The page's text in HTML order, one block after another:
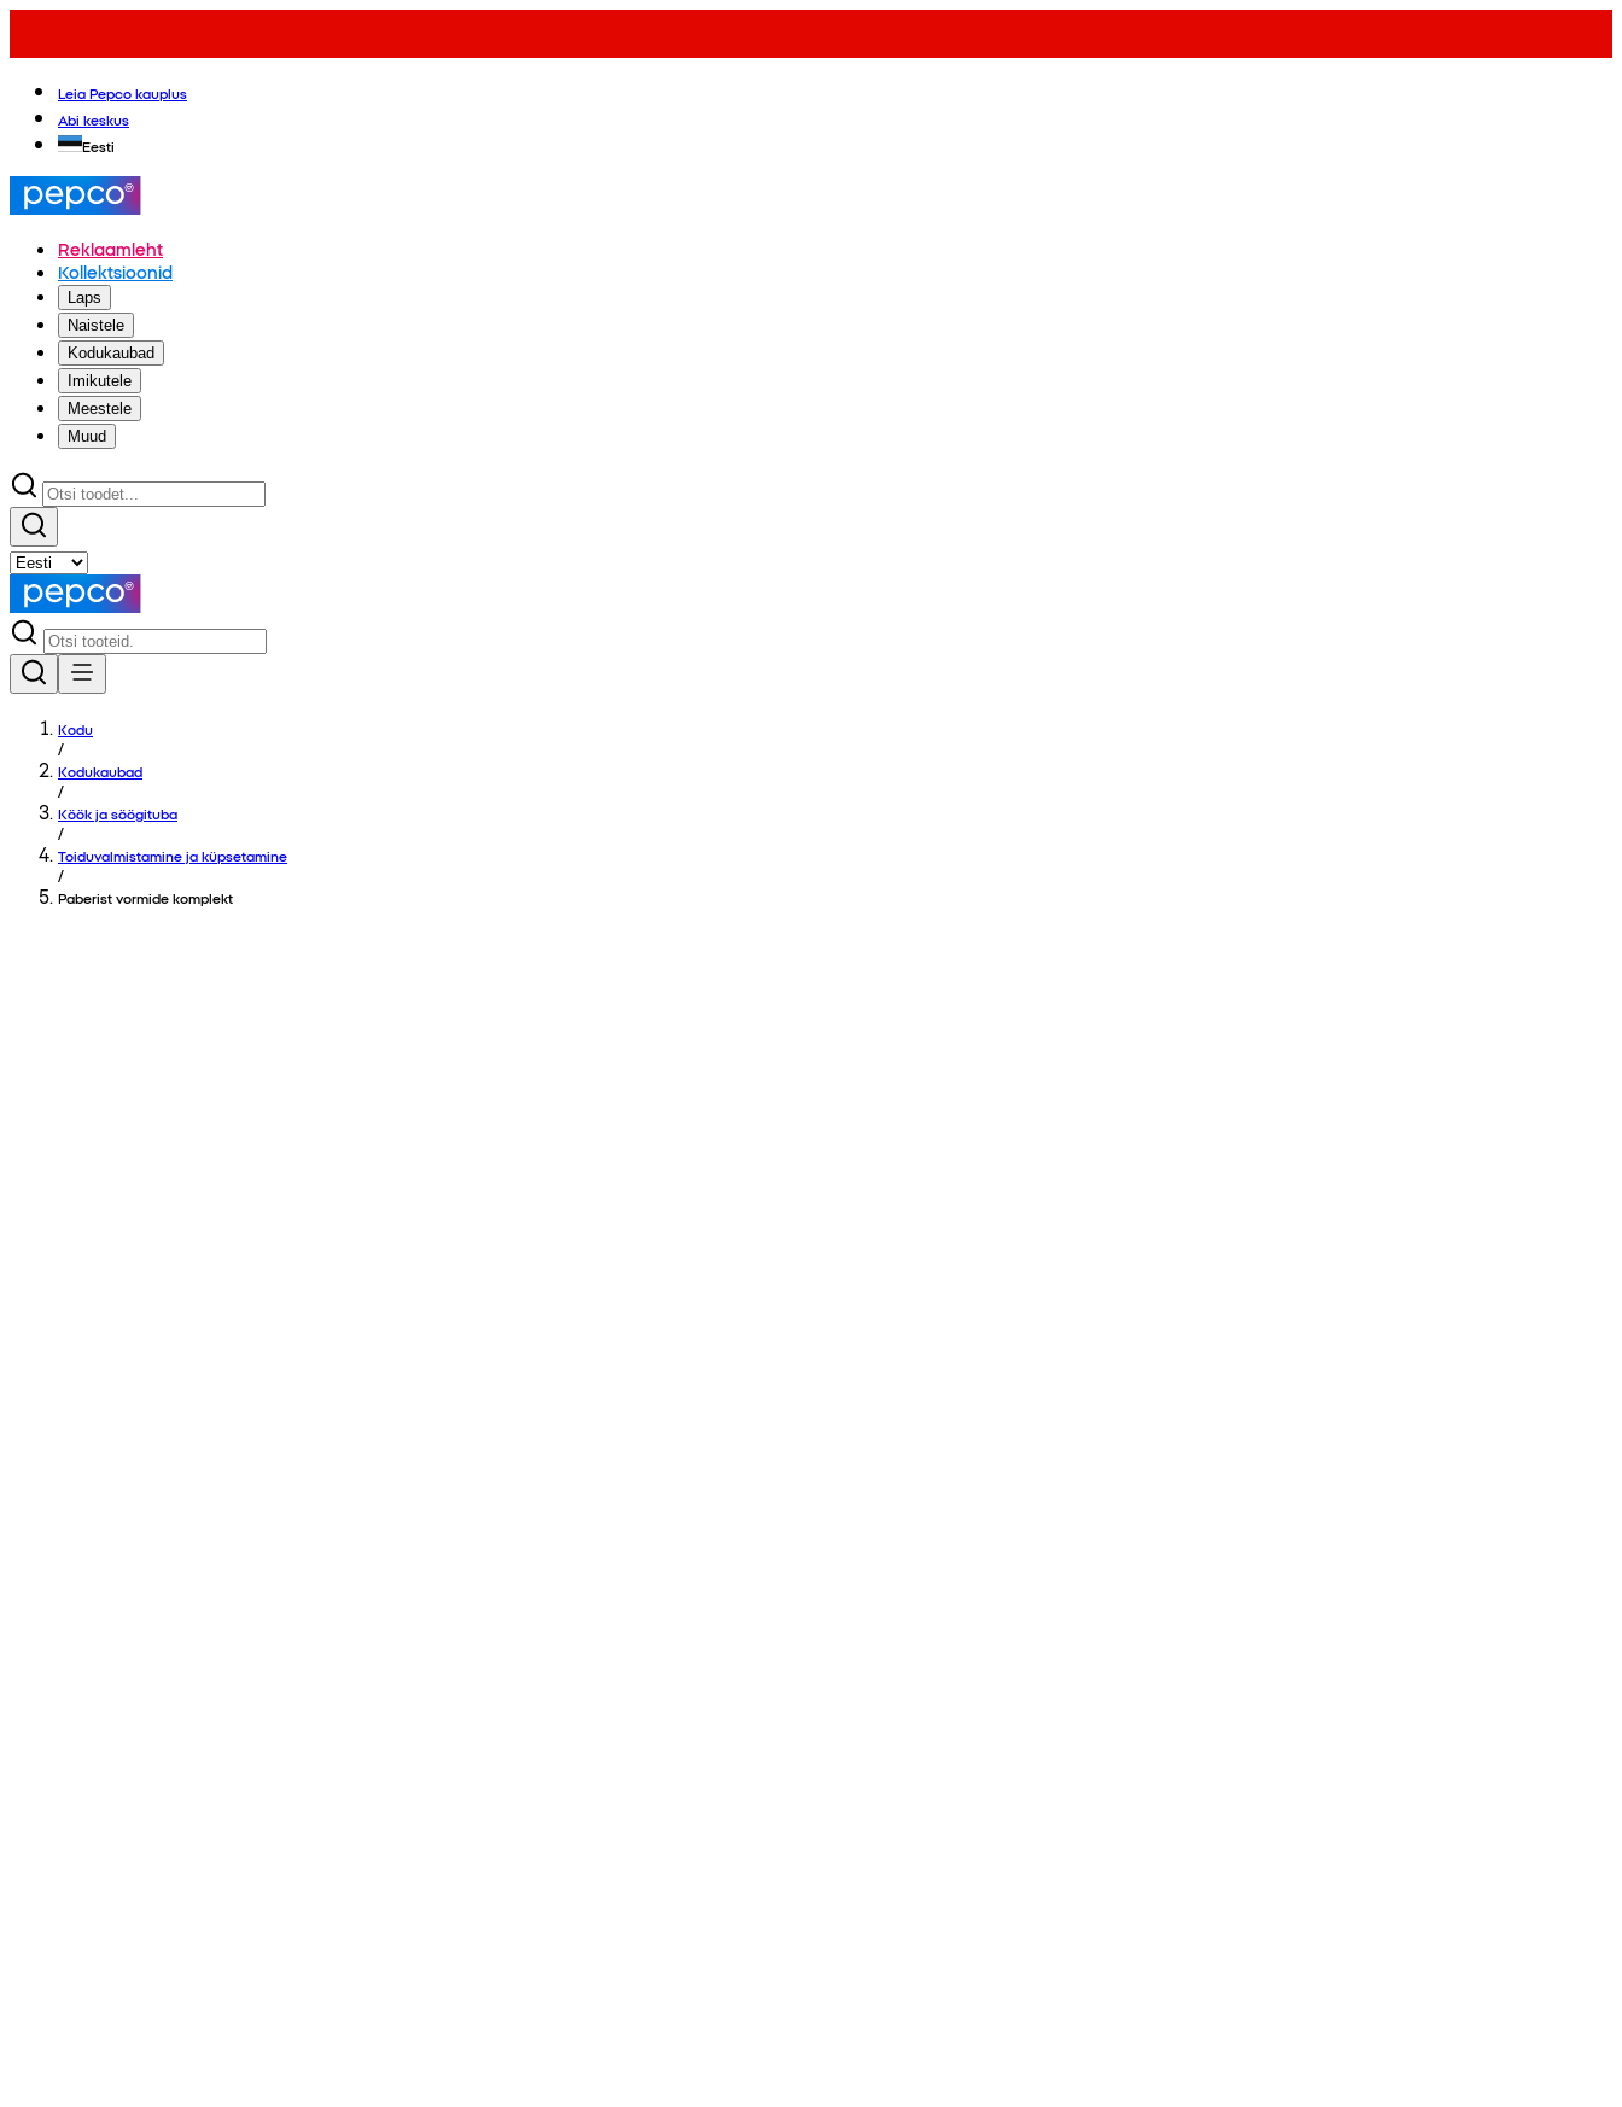
Leia Pepco kauplus
Abi keskus
Eesti
Reklaamleht
Kollektsioonid
Laps
Naistele
Kodukaubad
Imikutele
Meestele
Muud
Kodu
/
Kodukaubad
/
Köök ja söögituba
/
Toiduvalmistamine ja küpsetamine
/
Paberist vormide komplekt